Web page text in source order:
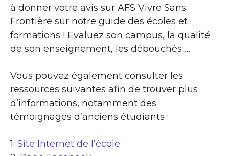
à donner votre avis sur AFS Vivre Sans
Frontière sur notre guide des écoles et
formations ! Evaluez son campus, la qualité
de son enseignement, les débouchés …
Vous pouvez également consulter les
ressources suivantes afin de trouver plus
d’informations, notamment des
témoignages d’anciens étudiants :
1. Site Internet de l’école